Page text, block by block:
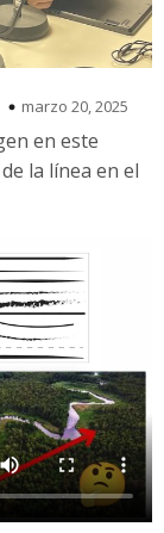
marzo 20, 2025
en este
la línea en el